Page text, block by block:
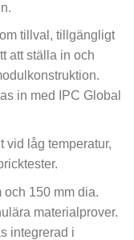
tillval, tillgängligt
att ställa in och
in med IPC Global
vid låg temperatur,
och 150 mm dia.
materialprover.
integrerad i